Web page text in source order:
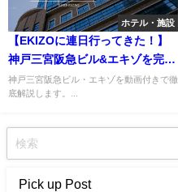
ホテル・施設
【EKIZOに連日行ってきた！】
神戸三宮阪急ビル&エキゾを完全
解説【飲食店テナント一覧】
神戸三宮阪急ビル・エキゾを動画付きで徹
底解説します。...
Pick up Post